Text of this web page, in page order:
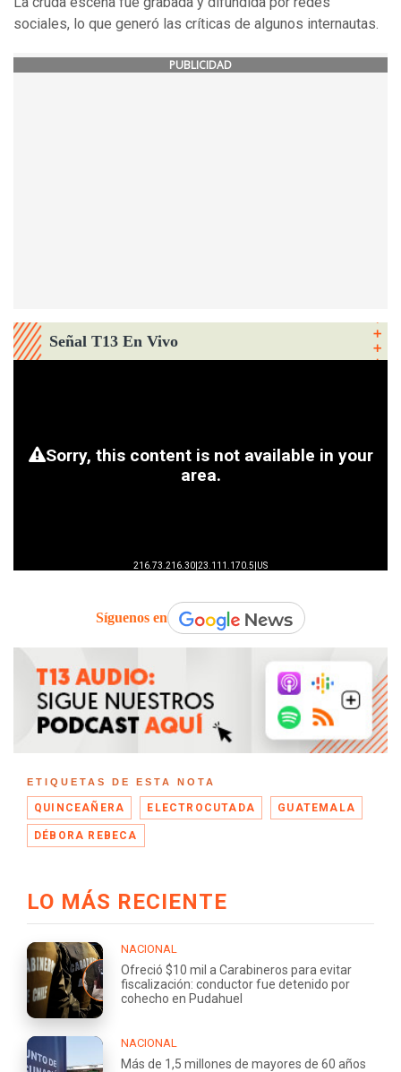
sociales, lo que generó las críticas de algunos internautas.
PUBLICIDAD
Señal T13 En Vivo
Síguenos en
ETIQUETAS DE ESTA NOTA
QUINCEAÑERA ELECTROCUTADA GUATEMALA
DÉBORA REBECA
LO MÁS RECIENTE
NACIONAL
Ofreció $10 mil a Carabineros para evitar
fiscalización: conductor fue detenido por
cohecho en Pudahuel
NACIONAL
Más de 1,5 millones de mayores de 60 años